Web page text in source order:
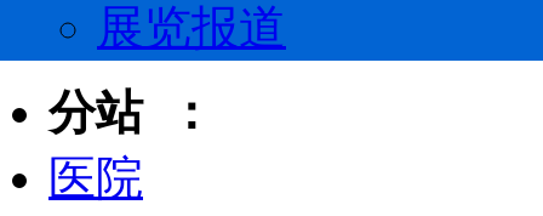
展览报道
分站 ：
医院